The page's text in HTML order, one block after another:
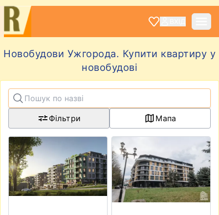
Новобудови Ужгорода. Купити квартиру у
новобудові
Фільтри Мапа
View details for ЖК DREAM HILLSView details for ЖК RIVER